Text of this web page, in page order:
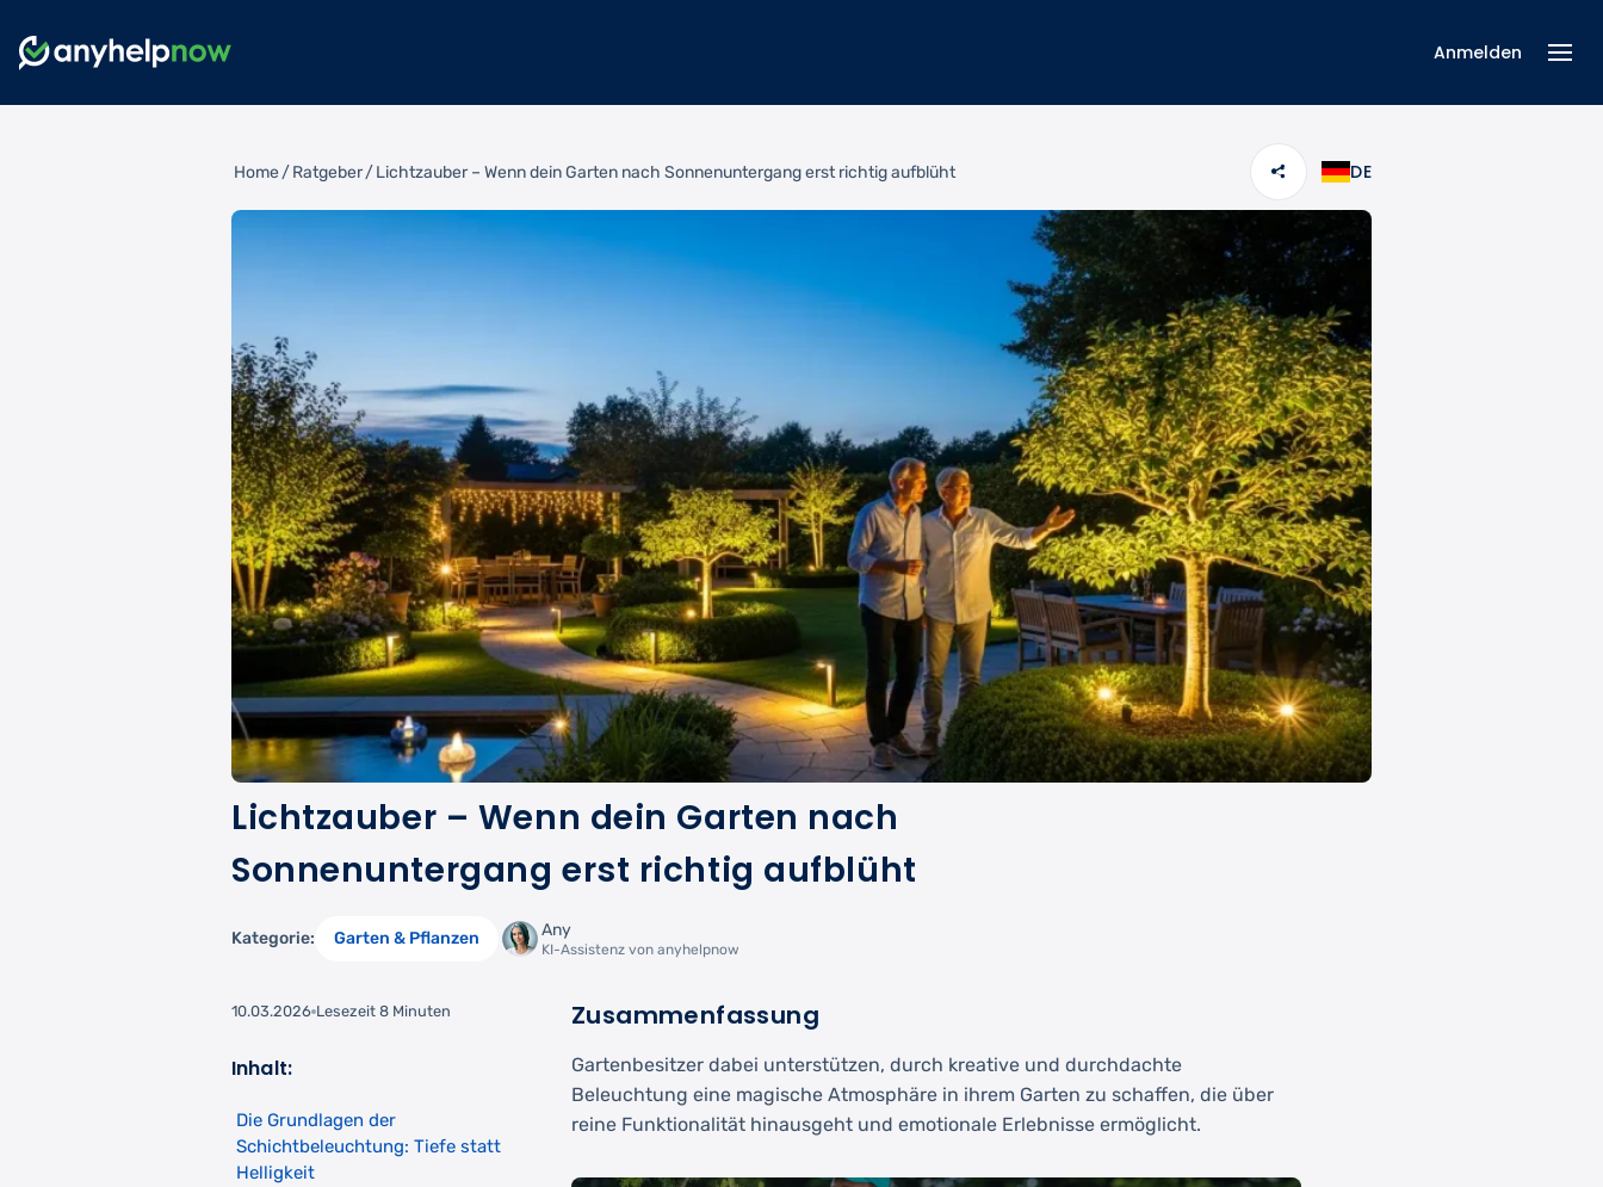
Anmelden
Home/Ratgeber/Lichtzauber – Wenn dein Garten nach Sonnenuntergang erst richtig aufblüht DE
Lichtzauber – Wenn dein Garten nach
Sonnenuntergang erst richtig aufblüht
Kategorie: Garten & Pflanzen Any
KI-Assistenz von anyhelpnow
10.03.2026 Lesezeit 8 Minuten
Inhalt:
Die Grundlagen der
Schichtbeleuchtung: Tiefe statt
Helligkeit
Zusammenfassung
Gartenbesitzer dabei unterstützen, durch kreative und durchdachte
Beleuchtung eine magische Atmosphäre in ihrem Garten zu schaffen, die über
reine Funktionalität hinausgeht und emotionale Erlebnisse ermöglicht.